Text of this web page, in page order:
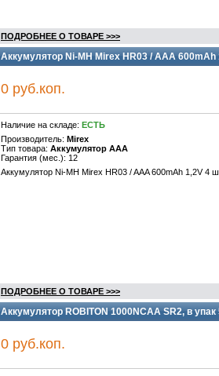
ПОДРОБНЕЕ О ТОВАРЕ >>>
Аккумулятор Ni-MH Mirex HR03 / AAA
0 руб.коп.
Наличие на складе: ЕСТЬ
Производитель: Mirex
Тип товара: Аккумулятор AAA
Гарантия (мес.): 12
Аккумулятор Ni-MH Mirex HR03 / AAA 600mAh 1,2V 4
ПОДРОБНЕЕ О ТОВАРЕ >>>
Аккумулятор ROBITON 1000NCAA SR2, в
0 руб.коп.